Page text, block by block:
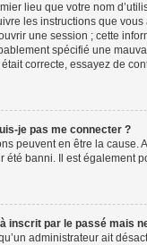
lieu que votre nom
les instructions que
une session ; cette
spécifié une
correcte, essayez de
je pas me connecter ?
peuvent en être la cause.
été banni. Il est également
inscrit par le passé mais
qu’un administrateur ait